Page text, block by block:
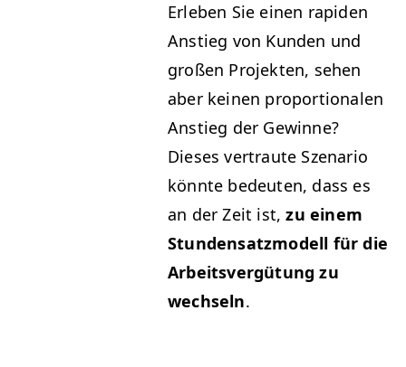
Erleben Sie einen rapi­den
Anstieg von Kun­den und
großen Pro­jek­ten, sehen
aber keinen pro­por­tionalen
Anstieg der Gewinne?
Dieses ver­traute Szenario
kön­nte bedeuten, dass es
an der Zeit ist,zu einem
Stun­den­satz­mod­ell für die
Arbeitsvergü­tung zu
wech­seln.